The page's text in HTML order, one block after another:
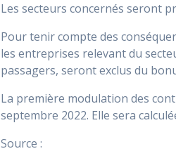
Les secteurs concernés seront
Pour tenir compte des
les entreprises relevant du
passagers, seront exclus du
La première modulation des
septembre 2022. Elle sera
Source :